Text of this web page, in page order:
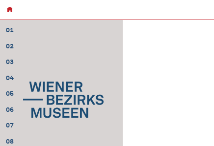
01
02
03
04
05
06
07
08